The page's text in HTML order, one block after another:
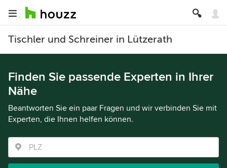
Tischler und Schreiner in Lützerath
Finden Sie passende Experten in Ihrer
Nähe
Beantworten Sie ein paar Fragen und wir verbinden Sie mit
Experten, die Ihnen helfen können.